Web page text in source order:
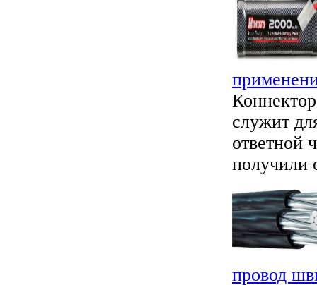
служит
ответной
получили
провод